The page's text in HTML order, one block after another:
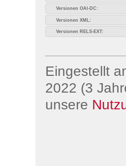
Versionen OAI-DC:
Versionen XML:
Versionen RELS-EXT:
Eingestellt
2022 (3
unsere